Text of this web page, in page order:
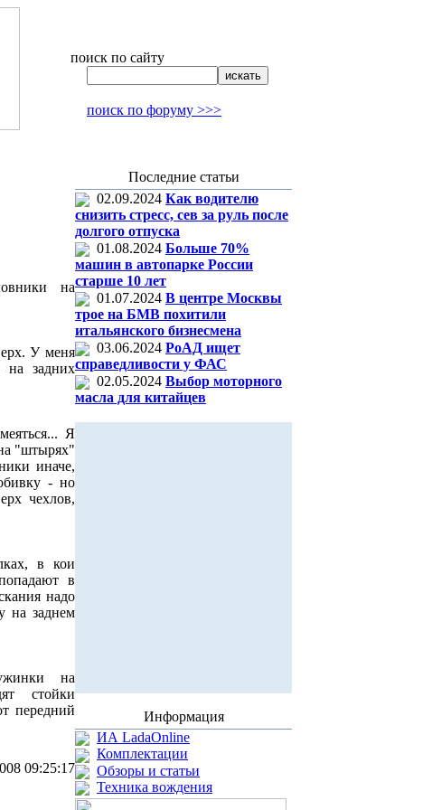
поиск по сайту
поиск по форуму >>>
на
У меня
на задних
Я
"штырях"
иначе,
- но
чехлов,
в кои
в
надо
на заднем
на
стойки
передний
09:25:17
Последние статьи
02.09.2024 Как водителю
снизить стресс, сев за руль после
долгого отпуска
01.08.2024 Больше 70%
машин в автопарке России
старше 10 лет
01.07.2024 В центре Москвы
трое на БМВ похитили
итальянского бизнесмена
03.06.2024 РоАД ищет
справедливости у ФАС
02.05.2024 Выбор моторного
масла для китайцев
Информация
ИА LadaOnline
Комплектации
Обзоры и статьи
Техника вождения